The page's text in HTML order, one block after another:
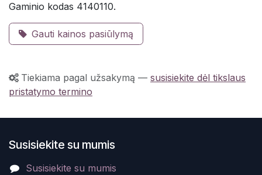
Gaminio kodas 4140110.
Gauti kainos pasiūlymą
Tiekiama pagal užsakymą — susisiekite dėl tikslaus
pristatymo termino
Susisiekite su mumis
Susisiekite su mumis